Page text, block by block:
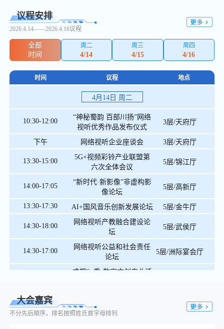
议程安排
2026.4.14——2026.4.16议程
全部
时间
周二
4/14
周三
4/15
周四
4/16
时间 议程 地点
4月14日 周二
10:30-12:00
“神秘蜀韵 百部川扬”网络
视听优秀作品发布仪式
3层/天府厅
下午 网络视听企业座谈会 3层/天府厅
13:30-15:00
5G+视频彩铃产业联盟第
六次全体会议
5层/锦江厅
14:00-17:05
“新时代·新影像”非虚构影
像论坛
5层/高新厅
13:30-17:30 AI+国风音乐创新发展论坛 5层/金牛厅
14:30-18:00
网络视听产教融合建设论
坛
5层/武侯厅
14:30-17:00
网络视听公益和社会责任
论坛
5层/洲际宴会厅
成都So秀·数字文创产业活
14:00-17:00
生态产业交流会
5层/青羊厅
大会嘉宾
不分先后顺序，排名按照姓氏首字母排列